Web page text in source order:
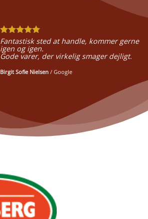
Fantastisk sted at handle, kommer gerne
igen og igen.
Gode varer, der virkelig smager dejligt.
Birgit Sofie Nielsen / Google